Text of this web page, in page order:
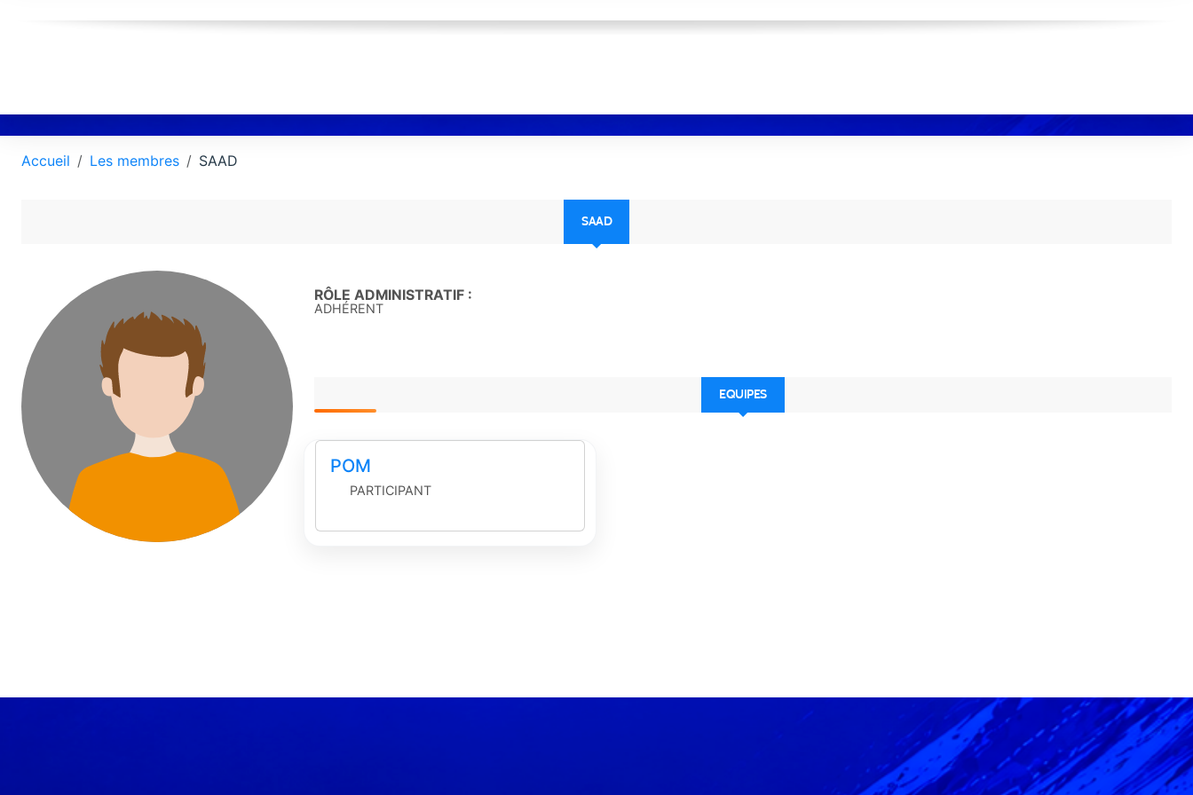
Accueil Les membres SAAD
SAAD
RÔLE ADMINISTRATIF :
ADHÉRENT
EQUIPES
POM
PARTICIPANT